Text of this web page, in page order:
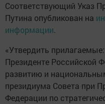
Соответствующий Указ
Путина опубликован на
информации.
«Утвердить
Президенте Российской
развитию и
президиума Совета при
Федерации по